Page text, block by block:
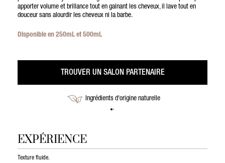
apporter volume et brillance tout en gainant les cheveux, il lave tout en
douceur sans alourdir les cheveux ni la barbe.
Disponible en 250mL et 500mL
TROUVER UN SALON PARTENAIRE
Ingrédients d'origine naturelle
EXPÉRIENCE
Texture fluide.